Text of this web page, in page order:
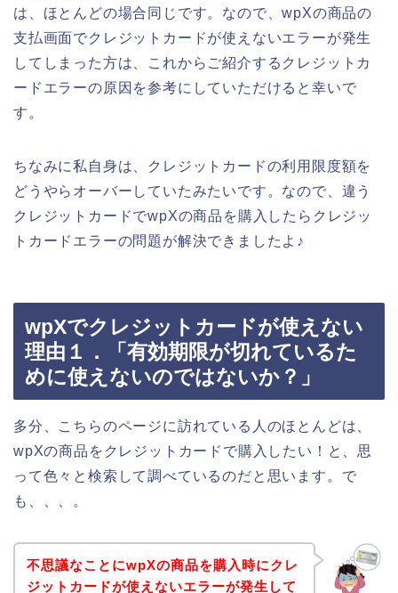
は、ほとんどの場合同じです。なので、wpXの商品の
支払画面でクレジットカードが使えないエラーが発生
してしまった方は、これからご紹介するクレジットカ
ードエラーの原因を参考にしていただけると幸いで
す。
ちなみに私自身は、クレジットカードの利用限度額を
どうやらオーバーしていたみたいです。なので、違う
クレジットカードでwpXの商品を購入したらクレジッ
トカードエラーの問題が解決できましたよ♪
wpXでクレジットカードが使えない
理由１．「有効期限が切れているた
めに使えないのではないか？」
多分、こちらのページに訪れている人のほとんどは、
wpXの商品をクレジットカードで購入したい！と、思
って色々と検索して調べているのだと思います。で
も、、、。
不思議なことにwpXの商品を購入時にクレ
ジットカードが使えないエラーが発生して